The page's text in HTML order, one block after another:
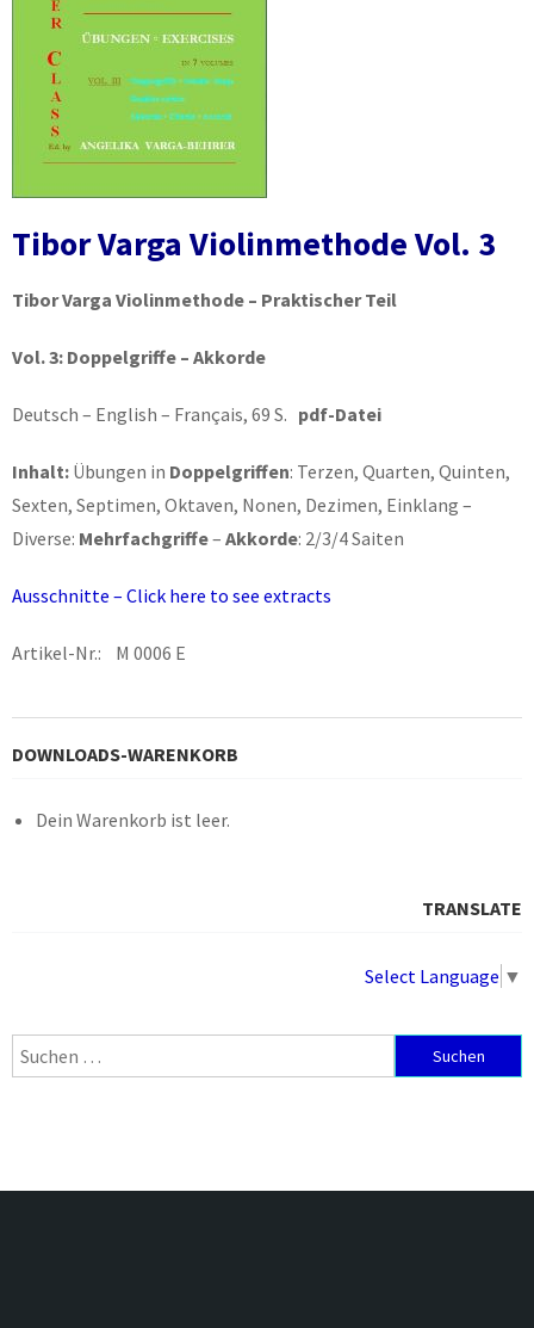
Tibor Varga Violinmethode Vol. 3
Tibor Varga Violinmethode – Praktischer Teil
Vol. 3: Doppelgriffe – Akkorde
Deutsch – English – Français, 69 S. pdf-Datei
Inhalt: Übungen in Doppelgriffen: Terzen, Quarten, Quinten,
Sexten, Septimen, Oktaven, Nonen, Dezimen, Einklang –
Diverse: Mehrfachgriffe– Akkorde: 2/3/4 Saiten
Ausschnitte – Click here to see extracts
Artikel-Nr.: M 0006 E
DOWNLOADS-WARENKORB
Dein Warenkorb ist leer.
TRANSLATE
Select Language ▼
Suchen
nach: